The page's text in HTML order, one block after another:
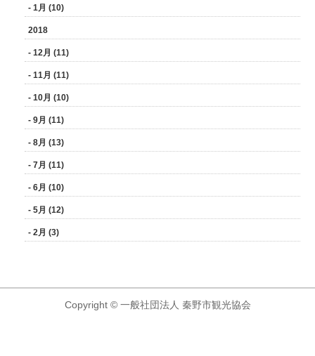
- 1月 (10)
2018
- 12月 (11)
- 11月 (11)
- 10月 (10)
- 9月 (11)
- 8月 (13)
- 7月 (11)
- 6月 (10)
- 5月 (12)
- 2月 (3)
Copyright © 一般社団法人 秦野市観光協会